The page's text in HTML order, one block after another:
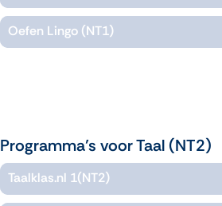
Oefen Lingo (NT1)
Programma’s voor Taal (NT2)
Taalklas.nl 1(NT2)